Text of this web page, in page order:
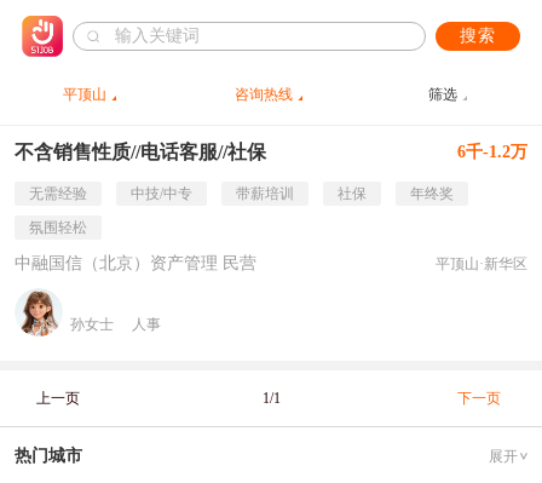
搜索
平顶山 咨询热线 筛选
不含销售性质//电话客服//社保 6千-1.2万
无需经验 中技/中专 带薪培训 社保
年终奖
氛围轻松
中融国信（北京）资产管理 民营 平顶山·新华区
孙女士 人事
上一页 1/1 下一页
热门城市 展开